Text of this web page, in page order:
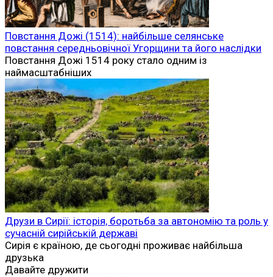
Повстання Дожі (1514): найбільше селянське
повстання середньовічної Угорщини та його наслідки
Повстання Дожі 1514 року стало одним із
наймасштабніших
Друзи в Сирії: історія, боротьба за автономію та роль у
сучасній сирійській державі
Сирія є країною, де сьогодні проживає найбільша
друзька
Давайте дружити